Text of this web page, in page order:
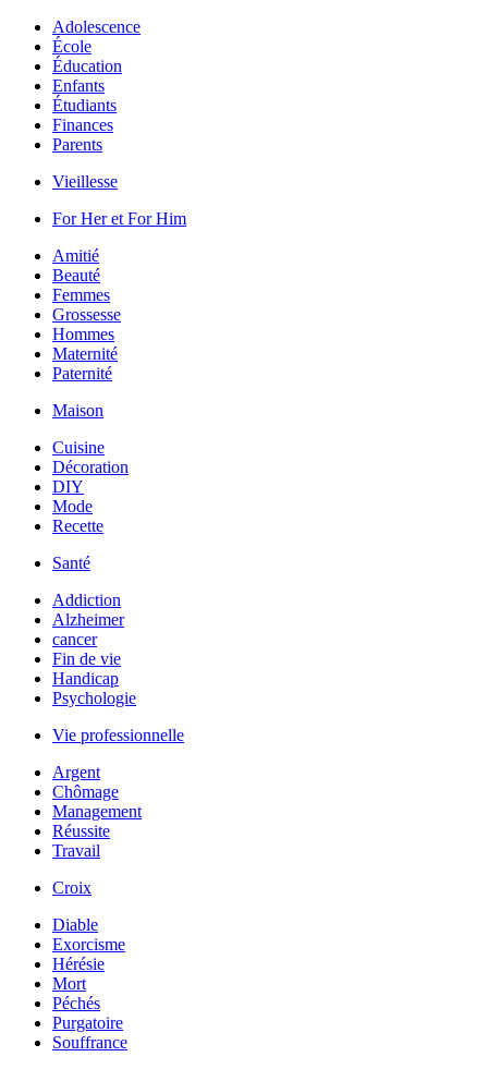
Adolescence
École
Éducation
Enfants
Étudiants
Finances
Parents
Vieillesse
For Her et For Him
Amitié
Beauté
Femmes
Grossesse
Hommes
Maternité
Paternité
Maison
Cuisine
Décoration
DIY
Mode
Recette
Santé
Addiction
Alzheimer
cancer
Fin de vie
Handicap
Psychologie
Vie professionnelle
Argent
Chômage
Management
Réussite
Travail
Croix
Diable
Exorcisme
Hérésie
Mort
Péchés
Purgatoire
Souffrance